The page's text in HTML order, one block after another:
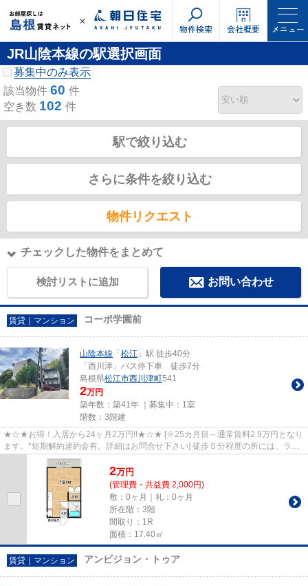
物件検索 会社概要 メニュー
JR山陰本線の駅選択画面
募集中のみ表示
該当物件 60 件
空き数 102 件
駅で絞り込む
さらに条件を絞り込む
物件リクエスト
チェックした物件をまとめて
検討リストに追加 お問い合わせ
賃貸｜マンション コーポ学園前
山陰本線 「 松江 」駅 徒歩40分
「西川津」バス停下車 徒歩7分
島根県松江市西川津町541
2万円
築年数：築41年 ｜募集中： 1室
階数：3階建
★☆★お得！入居から24ヶ月2万円!!★☆★ [※25カ月目～通常賃料2.9万円となり
ます。*短期解約違約金有。詳細はお問合せ下さい] 徒歩５分程度の所には、ラパ
ン川津店、ファミリーマート、松...
2万円
(管理費・共益費 2,000円)
敷：0ヶ月｜礼：0ヶ月
所在階：3階
間取り：1R
面積：17.40㎡
賃貸｜マンション アンビジョン・トゥア